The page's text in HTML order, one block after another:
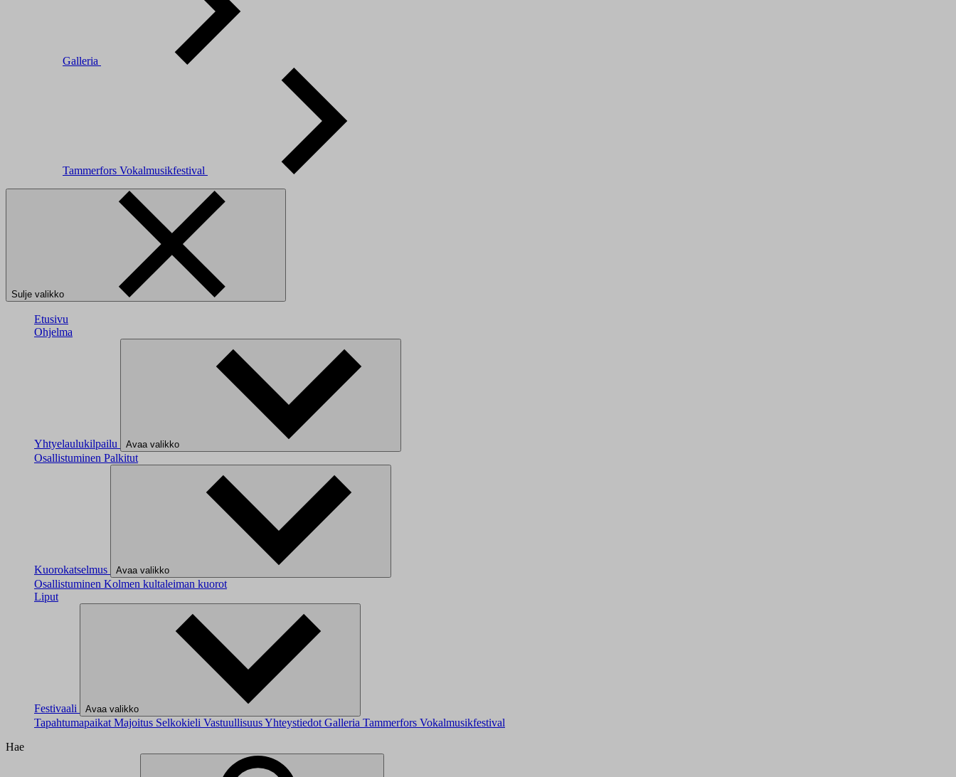
Galleria
Tammerfors Vokalmusikfestival
Sulje valikko
Etusivu
Ohjelma
Yhtyelaulukilpailu Avaa valikko
Osallistuminen Palkitut
Kuorokatselmus Avaa valikko
Osallistuminen Kolmen kultaleiman kuorot
Liput
Festivaali Avaa valikko
Tapahtumapaikat Majoitus Selkokieli VastuullisuusYhteystiedot Galleria Tammerfors Vokalmusikfestival
Hae